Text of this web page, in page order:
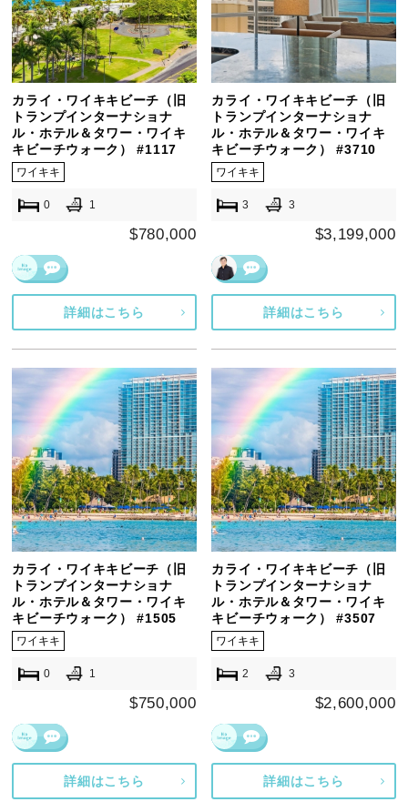
カライ・ワイキキビーチ（旧
トランプインターナショナ
ル・ホテル＆タワー・ワイキ
キビーチウォーク） #1117
ワイキキ
0 1
$780,000
詳細はこちら
カライ・ワイキキビーチ（旧
トランプインターナショナ
ル・ホテル＆タワー・ワイキ
キビーチウォーク） #3710
ワイキキ
3 3
$3,199,000
詳細はこちら
カライ・ワイキキビーチ（旧
トランプインターナショナ
ル・ホテル＆タワー・ワイキ
キビーチウォーク） #1505
ワイキキ
0 1
$750,000
詳細はこちら
カライ・ワイキキビーチ（旧
トランプインターナショナ
ル・ホテル＆タワー・ワイキ
キビーチウォーク） #3507
ワイキキ
2 3
$2,600,000
詳細はこちら